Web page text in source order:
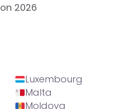
2026
Luxembourg
Malta
Moldova